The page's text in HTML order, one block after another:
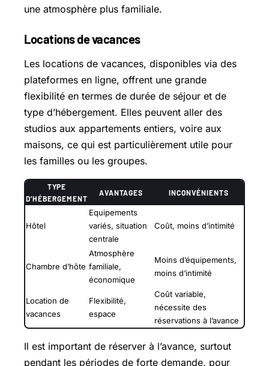
une atmosphère plus familiale.
Locations de vacances
Les locations de vacances, disponibles via des
plateformes en ligne, offrent une grande
flexibilité en termes de durée de séjour et de
type d’hébergement. Elles peuvent aller des
studios aux appartements entiers, voire aux
maisons, ce qui est particulièrement utile pour
les familles ou les groupes.
TYPE
D’HÉBERGEMENT
AVANTAGES INCONVÉNIENTS
Hôtel
Equipements
variés, situation
centrale
Coût, moins d’intimité
Chambre d’hôte
Atmosphère
familiale,
économique
Moins d’équipements,
moins d’intimité
Location de
vacances
Flexibilité,
espace
Coût variable,
nécessite des
réservations à l’avance
Il est important de réserver à l’avance, surtout
pendant les périodes de forte demande, pour